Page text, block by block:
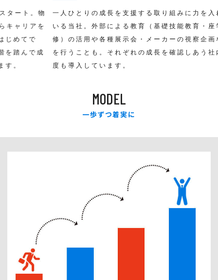
物
を
成
一人ひとりの成長を支援する取り組みに力を入れて
いる当社。外部による教育（基礎技能教育・座学研
修）の活用や各種展示会・メーカーの視察企画など
を行うことも。それぞれの成長を確認しあう社内制
度も導入しています。
賞
ク
く
や
MODEL
一歩ずつ着実に